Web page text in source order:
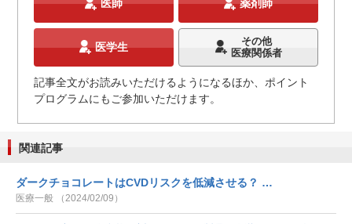
医師 薬剤師
医学生
その他
医療関係者
記事全文がお読みいただけるようになるほか、ポイント
プログラムにもご参加いただけます。
関連記事
ダークチョコレートはCVDリスクを低減させる？ …
医療一般 （2024/02/09）